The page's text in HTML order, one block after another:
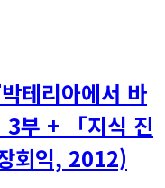
테리아에서 바
3부 + 「지식 진
회익, 2012)